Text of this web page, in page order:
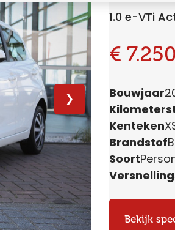
❯
1.0 e-VTi
€
Bouwjaar
Kenteken
Brandstof
Soort
Bekijk